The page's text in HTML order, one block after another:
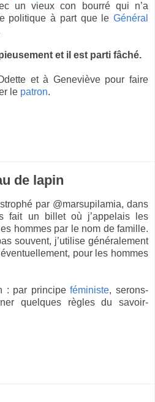
un vieux con bourré qui n’a
politique à part que le Général
et il est parti fâché.
et à Geneviève pour faire
le patron.
de lapin
par @marsupilamia, dans
fait un billet où j’appelais les
hommes par le nom de famille.
souvent, j’utilise généralement
pour les hommes
: par principeféministe, serons-
quelques règles du savoir-